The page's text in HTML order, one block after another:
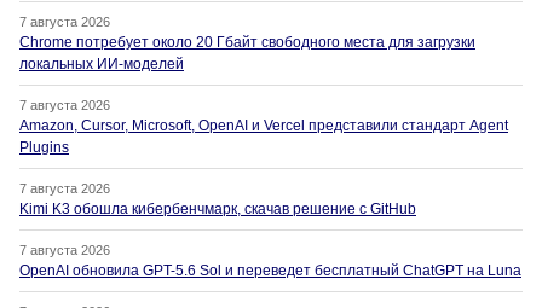
7 августа 2026
Chrome потребует около 20 Гбайт свободного места для загрузки
локальных ИИ-моделей
7 августа 2026
Amazon, Cursor, Microsoft, OpenAI и Vercel представили стандарт Agent
Plugins
7 августа 2026
Kimi K3 обошла кибербенчмарк, скачав решение с GitHub
7 августа 2026
OpenAI обновила GPT-5.6 Sol и переведет бесплатный ChatGPT на Luna